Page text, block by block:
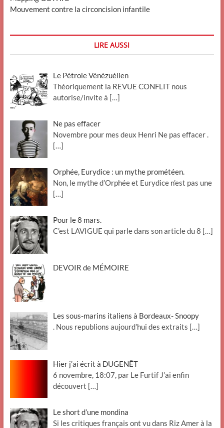
Mouvement contre la circoncision infantile
LIRE AUSSI
Le Pétrole Vénézuélien
Théoriquement la REVUE CONFLIT nous
autorise/invite à […]
Ne pas effacer
Novembre pour mes deux Henri Ne pas effacer .
[…]
Orphée, Eurydice : un mythe prométéen.
Non, le mythe d’Orphée et Eurydice n’est pas une
[…]
Pour le 8 mars.
C’est LAVIGUE qui parle dans son article du 8 […]
DEVOIR de MÉMOIRE
Les sous-marins italiens à Bordeaux- Snoopy
. Nous republions aujourd’hui des extraits […]
Hier j’ai écrit à DUGENÊT
6 novembre, 18:07, par Le Furtif J’ai enfin
découvert […]
Le short d’une mondina
Si les critiques français ont vu dans Riz Amer à la